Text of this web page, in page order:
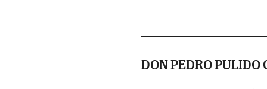
DON PEDRO PULIDO